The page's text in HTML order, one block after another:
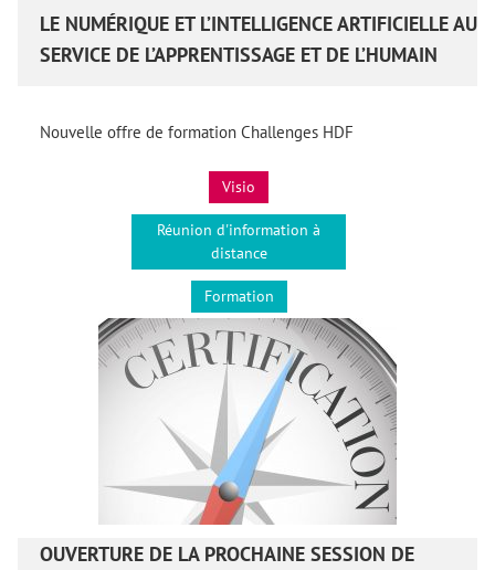
LE NUMÉRIQUE ET L’INTELLIGENCE ARTIFICIELLE AU
SERVICE DE L’APPRENTISSAGE ET DE L’HUMAIN
Nouvelle offre de formation Challenges HDF
Visio
Réunion d'information à
distance
Formation
OUVERTURE DE LA PROCHAINE SESSION DE